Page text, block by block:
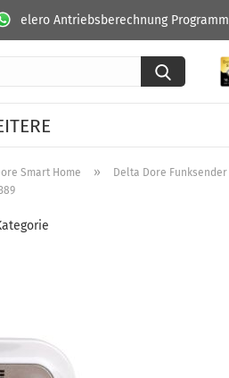
elero Antriebsberechnung Programm
Suche...
Smart Home » Delta Dore Funksender